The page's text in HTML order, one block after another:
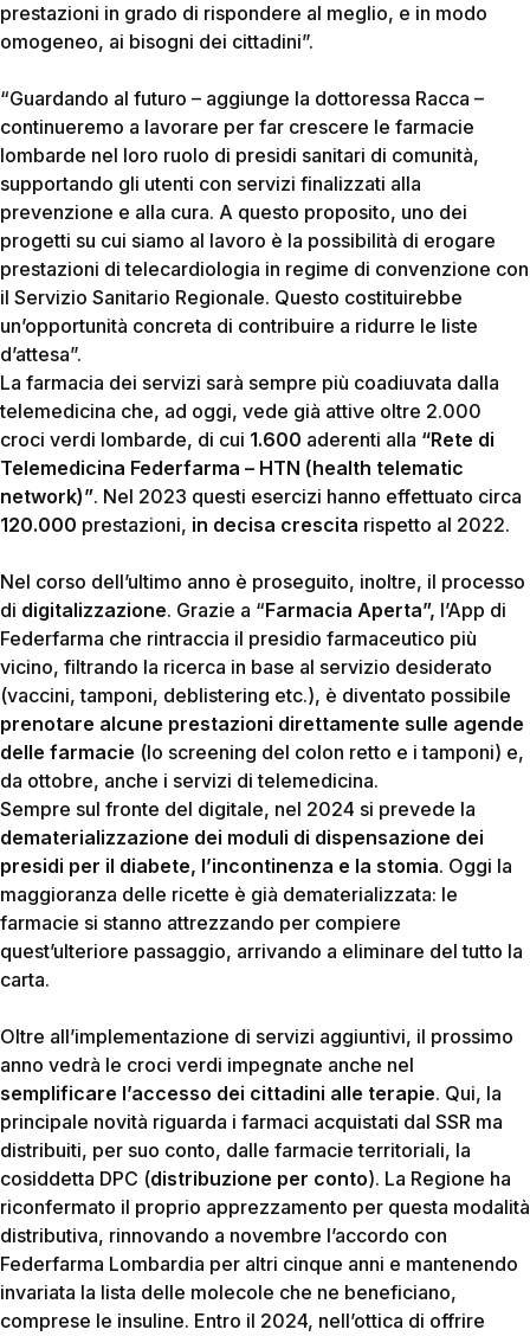
prestazioni in grado di rispondere al meglio, e in modo
omogeneo, ai bisogni dei cittadini”.
“Guardando al futuro – aggiunge la dottoressa Racca –
continueremo a lavorare per far crescere le farmacie
lombarde nel loro ruolo di presidi sanitari di comunità,
supportando gli utenti con servizi finalizzati alla
prevenzione e alla cura. A questo proposito, uno dei
progetti su cui siamo al lavoro è la possibilità di erogare
prestazioni di telecardiologia in regime di convenzione con
il Servizio Sanitario Regionale. Questo costituirebbe
un’opportunità concreta di contribuire a ridurre le liste
d’attesa”.
La farmacia dei servizi sarà sempre più coadiuvata dalla
telemedicina che, ad oggi, vede già attive oltre 2.000
croci verdi lombarde, di cui 1.600 aderenti alla “Rete di
Telemedicina Federfarma – HTN (health telematic
network)”. Nel 2023 questi esercizi hanno effettuato circa
120.000 prestazioni, in decisa crescita rispetto al 2022.
Nel corso dell’ultimo anno è proseguito, inoltre, il processo
di digitalizzazione. Grazie a “Farmacia Aperta”, l’App di
Federfarma che rintraccia il presidio farmaceutico più
vicino, filtrando la ricerca in base al servizio desiderato
(vaccini, tamponi, deblistering etc.), è diventato possibile
prenotare alcune prestazioni direttamente sulle agende
delle farmacie (lo screening del colon retto e i tamponi) e,
da ottobre, anche i servizi di telemedicina.
Sempre sul fronte del digitale, nel 2024 si prevede la
dematerializzazione dei moduli di dispensazione dei
presidi per il diabete, l’incontinenza e la stomia. Oggi la
maggioranza delle ricette è già dematerializzata: le
farmacie si stanno attrezzando per compiere
quest’ulteriore passaggio, arrivando a eliminare del tutto la
carta.
Oltre all’implementazione di servizi aggiuntivi, il prossimo
anno vedrà le croci verdi impegnate anche nel
semplificare l’accesso dei cittadini alle terapie. Qui, la
principale novità riguarda i farmaci acquistati dal SSR ma
distribuiti, per suo conto, dalle farmacie territoriali, la
cosiddetta DPC (distribuzione per conto). La Regione ha
riconfermato il proprio apprezzamento per questa modalità
distributiva, rinnovando a novembre l’accordo con
Federfarma Lombardia per altri cinque anni e mantenendo
invariata la lista delle molecole che ne beneficiano,
comprese le insuline. Entro il 2024, nell’ottica di offrire